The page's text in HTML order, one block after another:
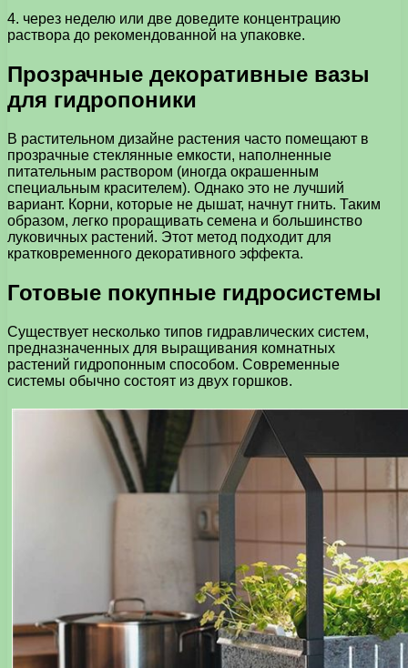
4. через неделю или две доведите концентрацию
раствора до рекомендованной на упаковке.
Прозрачные декоративные вазы
для гидропоники
В растительном дизайне растения часто помещают в
прозрачные стеклянные емкости, наполненные
питательным раствором (иногда окрашенным
специальным красителем). Однако это не лучший
вариант. Корни, которые не дышат, начнут гнить. Таким
образом, легко проращивать семена и большинство
луковичных растений. Этот метод подходит для
кратковременного декоративного эффекта.
Готовые покупные гидросистемы
Существует несколько типов гидравлических систем,
предназначенных для выращивания комнатных
растений гидропонным способом. Современные
системы обычно состоят из двух горшков.